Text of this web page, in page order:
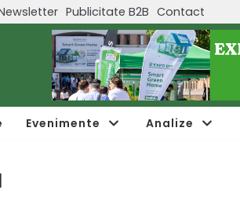
Publicitate B2B Contact
Evenimente Analize